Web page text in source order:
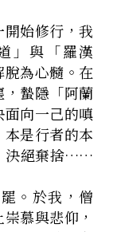
始修行，我
」與「羅漢
為心髓。在
蟄隱「阿蘭
向一己的嗔
是行者的本
決絕棄捨……
。於我，僧
慕與悲仰，